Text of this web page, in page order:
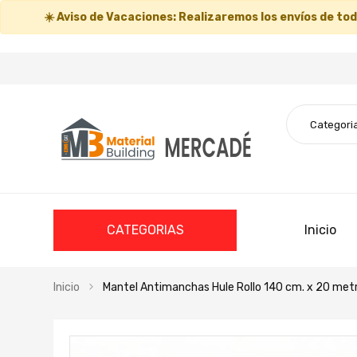
☀️Aviso de Vacaciones:Realizaremos los envíos de
CATEGORIAS Inicio
Inicio Mantel Antimanchas Hule Rollo 140 cm. x 20